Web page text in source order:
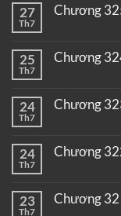
27
Th7
Chương
25
Th7
Chương
24
Th7
Chương
24
Th7
Chương
23
Th7
Chương